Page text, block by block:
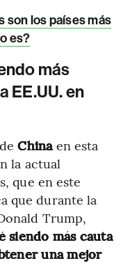
son los países más
es?
más
EE.UU. en
China en esta
la actual
que en este
que durante la
Trump,
siendo más cauta
una mejor